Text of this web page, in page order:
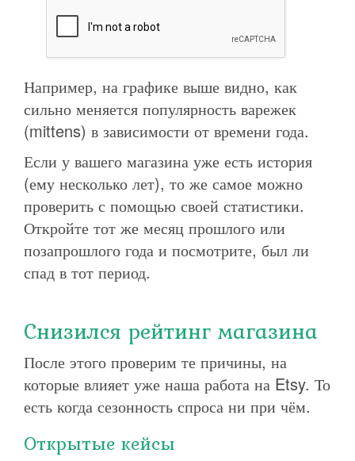
Например, на графике выше видно, как
сильно меняется популярность варежек
(mittens) в зависимости от времени года.
Если у вашего магазина уже есть история
(ему несколько лет), то же самое можно
проверить с помощью своей статистики.
Откройте тот же месяц прошлого или
позапрошлого года и посмотрите, был ли
спад в тот период.
Снизился рейтинг магазина
После этого проверим те причины, на
которые влияет уже наша работа на Etsy. То
есть когда сезонность спроса ни при чём.
Открытые кейсы